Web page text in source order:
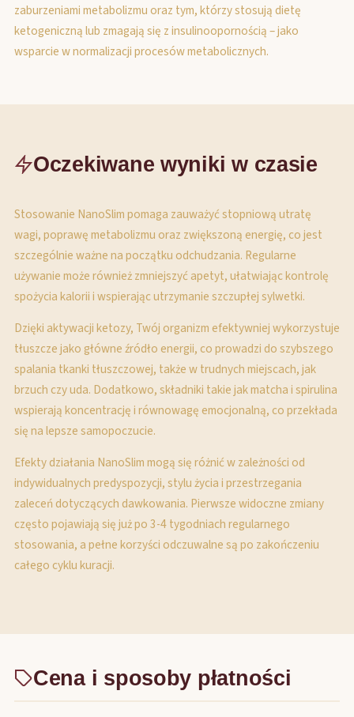
zaburzeniami metabolizmu oraz tym, którzy stosują dietę
ketogeniczną lub zmagają się z insulinoopornością – jako
wsparcie w normalizacji procesów metabolicznych.
Oczekiwane wyniki w czasie
Stosowanie NanoSlim pomaga zauważyć stopniową utratę
wagi, poprawę metabolizmu oraz zwiększoną energię, co jest
szczególnie ważne na początku odchudzania. Regularne
używanie może również zmniejszyć apetyt, ułatwiając kontrolę
spożycia kalorii i wspierając utrzymanie szczupłej sylwetki.
Dzięki aktywacji ketozy, Twój organizm efektywniej wykorzystuje
tłuszcze jako główne źródło energii, co prowadzi do szybszego
spalania tkanki tłuszczowej, także w trudnych miejscach, jak
brzuch czy uda. Dodatkowo, składniki takie jak matcha i spirulina
wspierają koncentrację i równowagę emocjonalną, co przekłada
się na lepsze samopoczucie.
Efekty działania NanoSlim mogą się różnić w zależności od
indywidualnych predyspozycji, stylu życia i przestrzegania
zaleceń dotyczących dawkowania. Pierwsze widoczne zmiany
często pojawiają się już po 3-4 tygodniach regularnego
stosowania, a pełne korzyści odczuwalne są po zakończeniu
całego cyklu kuracji.
Cena i sposoby płatności